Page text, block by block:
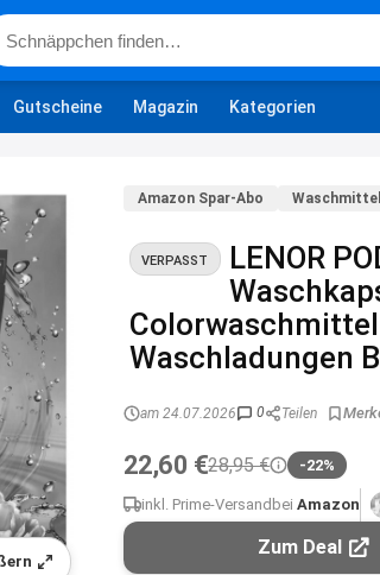
Gutscheine Magazin Kategorien
Amazon Spar-Abo Waschmittel
VERPASST
LENOR
Waschladungen
am 24.07.2026 0 Teilen
22,60 €28,95 € -22%
inkl. Prime-Versand bei Amazon
Zum Deal